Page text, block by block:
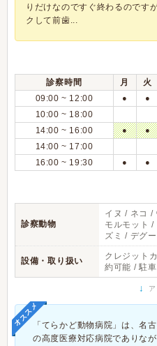
りだけなのですぐ終わるのです
クして前歯...
診察時間 月 火
09:00 ~ 12:00
● ●
10:00 ~ 18:00
14:00 ~ 16:00 ● ●
14:00 ~ 17:00
16:00 ~ 19:30 ● ●
診察動物
イヌ / ネコ /
モルモット
ズミ / デグ
設備・取り扱い
クレジット
約可能 / 駐
↓
オススメ「てらかど動物病院」は、名
の高度医療対応病院でありな